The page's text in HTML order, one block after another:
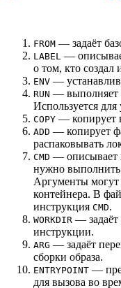
FROM — задаёт
LABEL —
о том, кто создал
ENV —
RUN — выполняет
Используется
COPY — копирует
ADD — копирует
распаковывать
CMD — описывает
нужно выполнить
Аргументы могут
контейнера. В
инструкция CMD.
WORKDIR —
инструкции.
ARG — задаёт
сборки образа.
ENTRYPOINT —
для вызова во